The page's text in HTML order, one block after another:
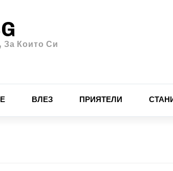
За Които Си
ВЛЕЗ ПРИЯТЕЛИ